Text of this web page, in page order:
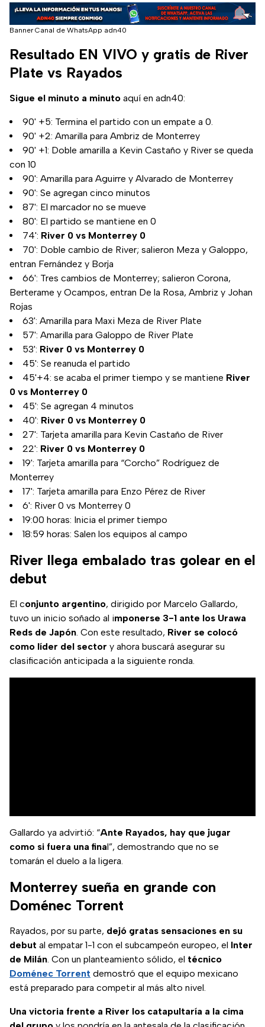
Banner Canal de WhatsApp adn40
Resultado EN VIVO y gratis de River
Plate vs Rayados
Sigue el minuto a minuto aquí en adn40:
90' +5: Termina el partido con un empate a 0.
90' +2: Amarilla para Ambriz de Monterrey
90' +1: Doble amarilla a Kevin Castaño y River se queda
con 10
90': Amarilla para Aguirre y Alvarado de Monterrey
90': Se agregan cinco minutos
87': El marcador no se mueve
80': El partido se mantiene en 0
74': River 0 vs Monterrey 0
70': Doble cambio de River; salieron Meza y Galoppo,
entran Fernández y Borja
66': Tres cambios de Monterrey; salieron Corona,
Berterame y Ocampos, entran De la Rosa, Ambriz y Johan
Rojas
63': Amarilla para Maxi Meza de River Plate
57': Amarilla para Galoppo de River Plate
53': River 0 vs Monterrey 0
45': Se reanuda el partido
45'+4: se acaba el primer tiempo y se mantiene River
0 vs Monterrey 0
45': Se agregan 4 minutos
40': River 0 vs Monterrey 0
27': Tarjeta amarilla para Kevin Castaño de River
22': River 0 vs Monterrey 0
19': Tarjeta amarilla para “Corcho” Rodríguez de
Monterrey
17': Tarjeta amarilla para Enzo Pérez de River
6': River 0 vs Monterrey 0
19:00 horas: Inicia el primer tiempo
18:59 horas: Salen los equipos al campo
River llega embalado tras golear en el
debut
El conjunto argentino, dirigido por Marcelo Gallardo,
tuvo un inicio soñado al imponerse 3-1 ante los Urawa
Reds de Japón. Con este resultado, River se colocó
como líder del sector y ahora buscará asegurar su
clasificación anticipada a la siguiente ronda.
Gallardo ya advirtió: “Ante Rayados, hay que jugar
como si fuera una final”, demostrando que no se
tomarán el duelo a la ligera.
Monterrey sueña en grande con
Doménec Torrent
Rayados, por su parte, dejó gratas sensaciones en su
debut al empatar 1-1 con el subcampeón europeo, el Inter
de Milán. Con un planteamiento sólido, el técnico
Doménec Torrent demostró que el equipo mexicano
está preparado para competir al más alto nivel.
Una victoria frente a River los catapultaría a la cima